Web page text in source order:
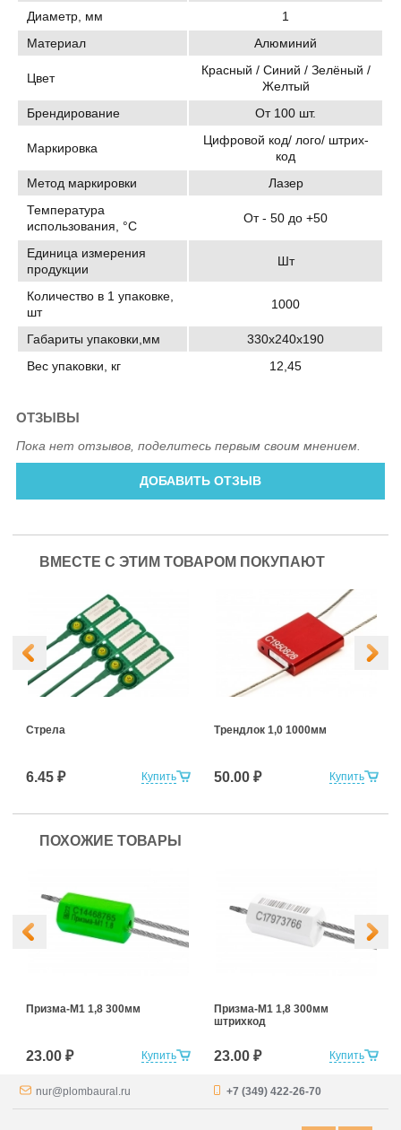
Диаметр, мм
1
Материал
Алюминий
Цвет
Красный / Синий / Зелёный /
Желтый
Брендирование
От 100 шт.
Маркировка
Цифровой код/ лого/ штрих-
код
Метод маркировки
Лазер
Температура
использования, °C
От - 50 до +50
Единица измерения
продукции
Шт
Количество в 1 упаковке,
шт
1000
Габариты упаковки,мм
330х240х190
Вес упаковки, кг
12,45
ОТЗЫВЫ
Пока нет отзывов, поделитесь первым своим мнением.
ДОБАВИТЬ ОТЗЫВ
ВМЕСТЕ С ЭТИМ ТОВАРОМ ПОКУПАЮТ
Купить
Стрела
6.45 ₽ Купить
Трендлок 1,0 1000мм
50.00 ₽
ПОХОЖИЕ ТОВАРЫ
Купить
Призма-М1 1,8 300мм
23.00 ₽ Купить
Призма-М1 1,8 300мм
штрихкод
23.00 ₽
nur@plombaural.ru +7 (349) 422-26-70